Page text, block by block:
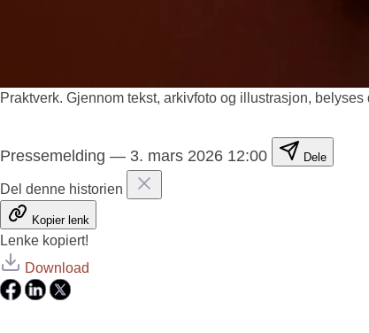
Praktverk. Gjennom tekst, arkivfoto og illustrasjon,
Pressemelding — 3. mars 2026 12:00 Dele
Del denne historien
Kopier lenk
Lenke kopiert!
Download